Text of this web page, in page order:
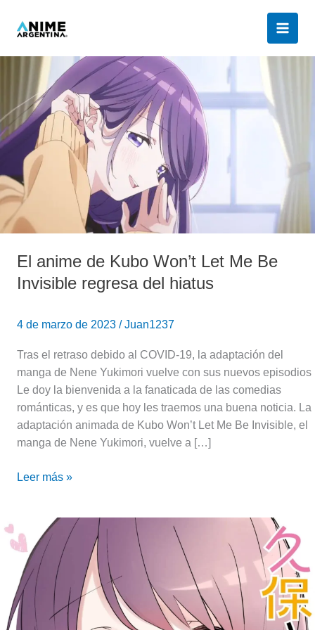
El anime de Kubo Won’t Let Me Be
Invisible regresa del hiatus
4 de marzo de 2023 /Juan1237
Tras el retraso debido al COVID-19, la adaptación del
manga de Nene Yukimori vuelve con sus nuevos episodios
Le doy la bienvenida a la fanaticada de las comedias
románticas, y es que hoy les traemos una buena noticia. La
adaptación animada de Kubo Won’t Let Me Be Invisible, el
manga de Nene Yukimori, vuelve a […]
anime
de
Kubo
Won’t
Let
Me
Be
Invisible
regresa
hiatus
Leer más »
Won’t
Let
Me
Be
Invisible